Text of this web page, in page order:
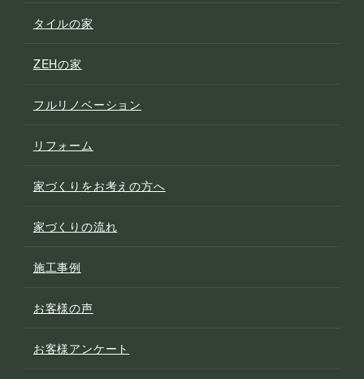
タイルの家
ZEHの家
フルリノベーション
リフォーム
家づくりをお考えの方へ
家づくりの流れ
施工事例
お客様の声
お客様アンケート